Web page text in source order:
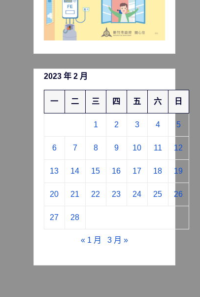
2023 年 2 月
一 二 三 四 五 六 日
1 2 3 4 5
6 7 8 9 10 11 12
13 14 15 16 17 18 19
20 21 22 23 24 25 26
27 28
« 1 月 3 月 »